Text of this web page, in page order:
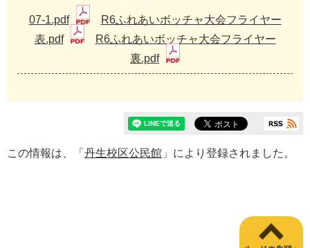
07-1.pdf
R6ふれあいボッチャ大会フライヤー
表.pdf
R6ふれあいボッチャ大会フライヤー
裏.pdf
この情報は、「 丹生校区公民館 」により登録されました。